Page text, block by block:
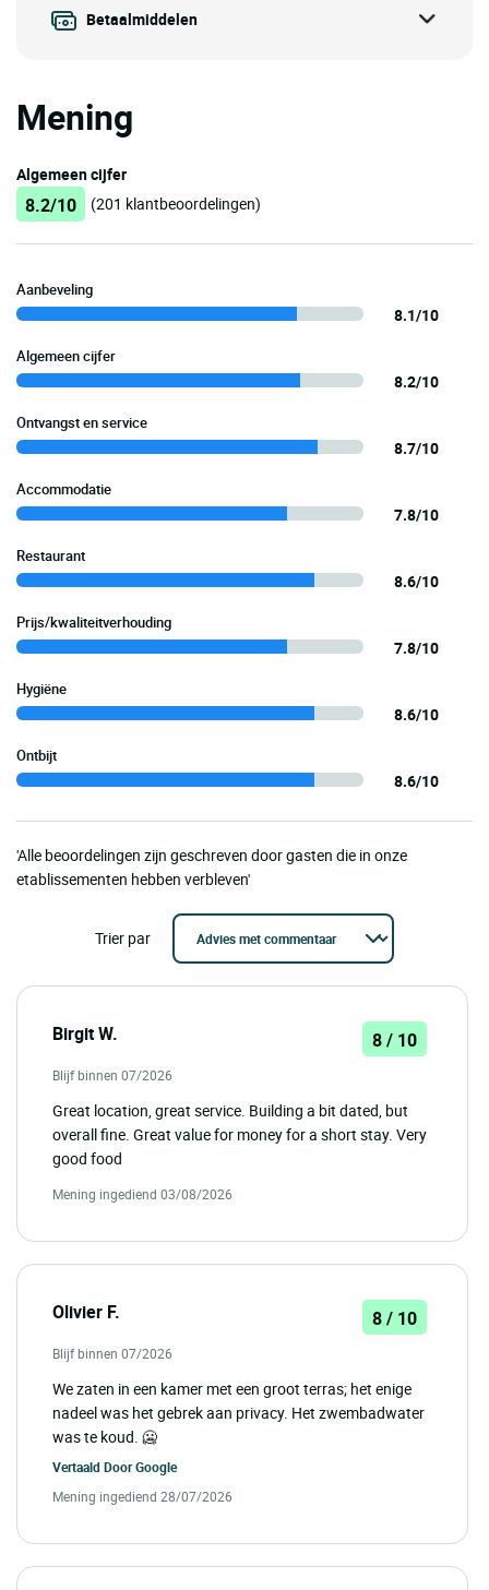
Betaalmiddelen
Mening
Algemeen cijfer
8.2/10 (201 klantbeoordelingen)
Aanbeveling
8.1/10
Algemeen cijfer
8.2/10
Ontvangst en service
8.7/10
Accommodatie
7.8/10
Restaurant
8.6/10
Prijs/kwaliteitverhouding
7.8/10
Hygiëne
8.6/10
Ontbijt
8.6/10
'Alle beoordelingen zijn geschreven door gasten die in onze
etablissementen hebben verbleven'
Trier par
Birgit W. 8 / 10
Blijf binnen 07/2026
Great location, great service. Building a bit dated, but
overall fine. Great value for money for a short stay. Very
good food
Mening ingediend 03/08/2026
Olivier F. 8 / 10
Blijf binnen 07/2026
We zaten in een kamer met een groot terras; het enige
nadeel was het gebrek aan privacy. Het zwembadwater
was te koud. 🥶
Vertaald DoorGoogle
Mening ingediend 28/07/2026